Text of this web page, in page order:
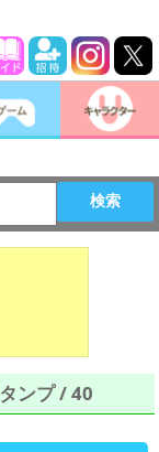
検索
ンプ / 40